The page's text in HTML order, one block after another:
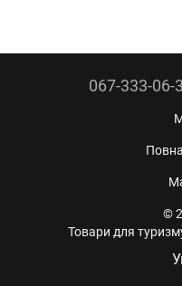
067-333-06-
©
Товари для